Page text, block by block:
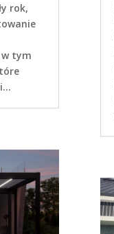
rok,
tym